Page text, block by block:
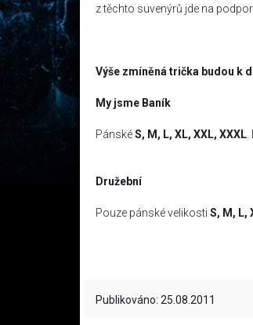
z těchto suvenýrů jde na
Výše zmíněná trička budou k
My jsme Baník
PánskéS, M, L, XL, XXL, XXXL
Družební
Pouze pánské velikosti S, M, L,
Publikováno: 25.08.2011